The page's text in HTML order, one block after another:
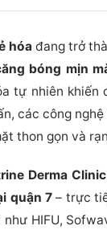
hóa đang trở
bóng mịn
tự nhiên khiến
các công nghệ
thon gọn và
Derma Clinic
quận 7 – trực
như HIFU,